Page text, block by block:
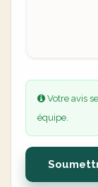
Votre avis
équipe.